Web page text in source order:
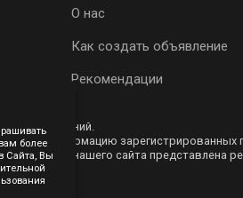
О нас
Как создать объявление
Рекомендации
объявлений.
информацию зарегистрированных
нашего сайта представлена
более
Сайта, Вы